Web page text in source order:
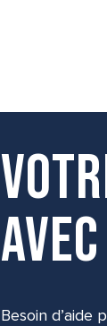
Besoin d’aide